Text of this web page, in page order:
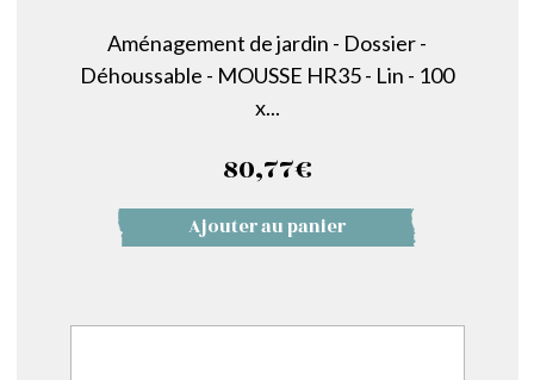
Aménagement de jardin - Dossier -
Déhoussable - MOUSSE HR35 - Lin - 100
x...
80,77€
Ajouter au panier